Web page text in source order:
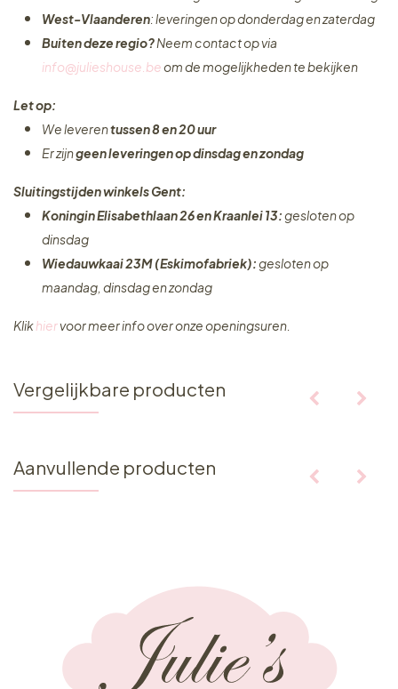
West-Vlaanderen: leveringen op donderdag en zaterdag
Buiten deze regio?Neem contact op via
info@julieshouse.beom de mogelijkheden te bekijken
Let op:
We leverentussen 8 en 20 uur
Er zijngeen leveringenop dinsdag en zondag
Sluitingstijden winkels Gent:
Koningin Elisabethlaan 26 en Kraanlei 13:gesloten op
dinsdag
Wiedauwkaai 23M (Eskimofabriek):gesloten op
maandag, dinsdag en zondag
Klikhiervoor meer info over onze openingsuren.
Vergelijkbare producten
Aanvullende producten